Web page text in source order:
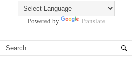
Powered by Translate